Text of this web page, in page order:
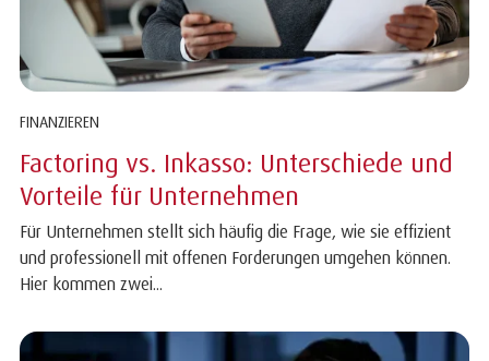
FINANZIEREN
Factoring vs. Inkasso: Unterschiede und
Vorteile für Unternehmen
Für Unternehmen stellt sich häufig die Frage, wie sie effizient
und professionell mit offenen Forderungen umgehen können.
Hier kommen zwei...